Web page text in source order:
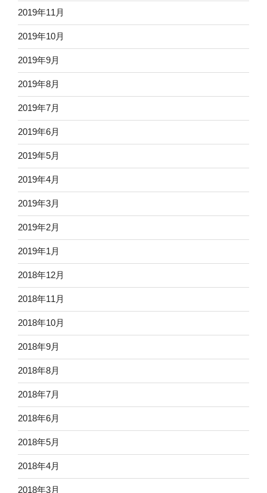
2019年11月
2019年10月
2019年9月
2019年8月
2019年7月
2019年6月
2019年5月
2019年4月
2019年3月
2019年2月
2019年1月
2018年12月
2018年11月
2018年10月
2018年9月
2018年8月
2018年7月
2018年6月
2018年5月
2018年4月
2018年3月